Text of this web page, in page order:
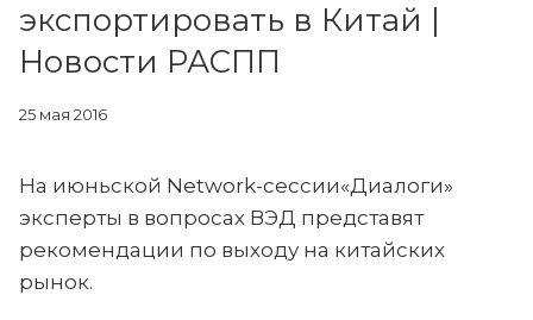
экспортировать в Китай |
Новости РАСПП
25 мая 2016
На июньской Network-сессии«Диалоги»
эксперты в вопросах ВЭД представят
рекомендации по выходу на китайских
рынок.